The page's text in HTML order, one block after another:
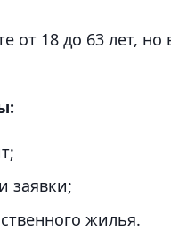
от 18 до 63 лет, но
заявки;
жилья.